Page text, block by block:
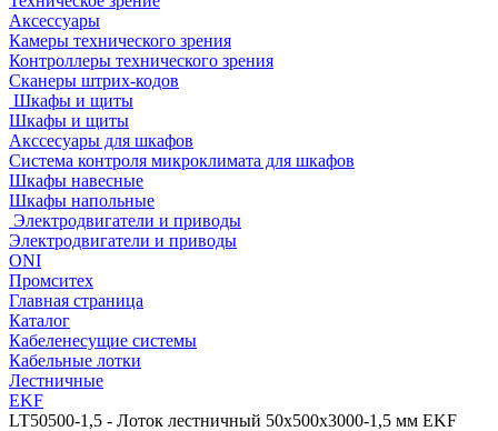
Аксессуары
Камеры технического зрения
Контроллеры технического зрения
Сканеры штрих-кодов
Шкафы и щиты
Шкафы и щиты
Акссесуары для шкафов
Система контроля микроклимата для шкафов
Шкафы навесные
Шкафы напольные
Электродвигатели и приводы
Электродвигатели и приводы
ONI
Промситех
Главная страница
Каталог
Кабеленесущие системы
Кабельные лотки
Лестничные
EKF
LT50500-1,5 - Лоток лестничный 50х500х3000-1,5 мм EKF